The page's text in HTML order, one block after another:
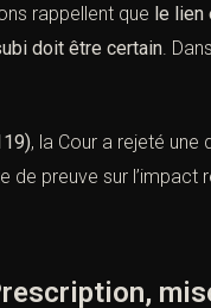
rappellent que le lien
doit être certain .
, la Cour a rejeté une
de preuve sur l’impact